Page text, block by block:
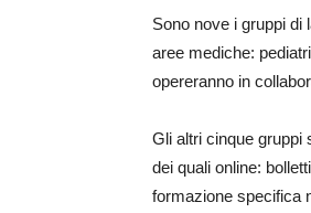
Sono nove i gruppi di
aree mediche:
opereranno in
Gli altri cinque gruppi
dei quali online:
formazione specifica